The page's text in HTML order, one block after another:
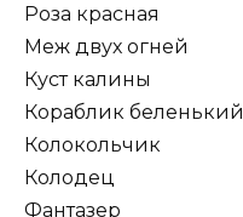
Роза красная
Меж двух огней
Куст калины
Кораблик беленький
Колокольчик
Колодец
Фантазер